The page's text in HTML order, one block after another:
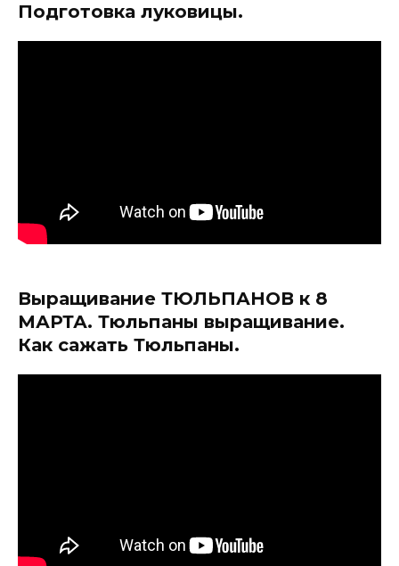
Подготовка луковицы.
Выращивание ТЮЛЬПАНОВ к 8
МАРТА. Тюльпаны выращивание.
Как сажать Тюльпаны.